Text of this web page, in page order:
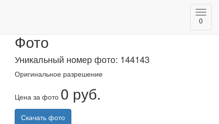
0
Фото
Уникальный номер фото: 144143
Оригинальное разрешение
Цена за фото 0 руб.
Скачать фото